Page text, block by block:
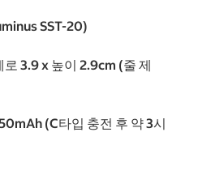
SST-20)
로 3.9 x 높이 2.9cm (줄 제
(C타입 충전 후 약 3시